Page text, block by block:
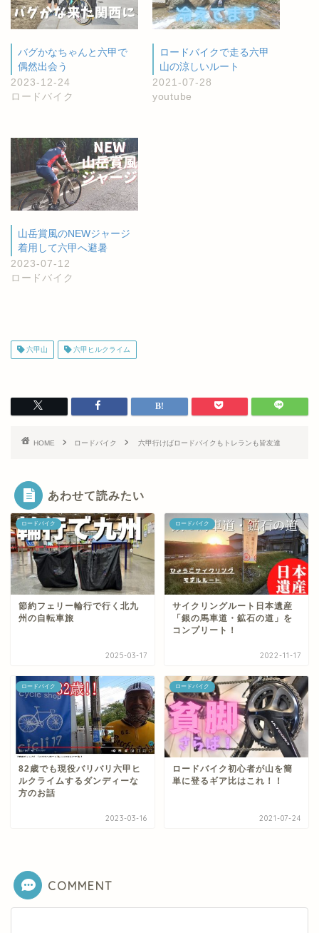
バグかなちゃんと六甲で
偶然出会う
2023-12-24
ロードバイク
ロードバイクで走る六甲
山の涼しいルート
2021-07-28
youtube
山岳賞風のNEWジャージ
着用して六甲へ避暑
2023-07-12
ロードバイク
六甲山 六甲ヒルクライム
HOME ロードバイク 六甲行けばロードバイクもトレランも皆友達
あわせて読みたい
ロードバイク
節約フェリー輪行で行く北九
州の自転車旅
2025-03-17
ロードバイク
サイクリングルート日本遺産
「銀の馬車道・鉱石の道」を
コンプリート！
2022-11-17
ロードバイク
82歳でも現役バリバリ六甲ヒ
ルクライムするダンディーな
方のお話
2023-03-16
ロードバイク
ロードバイク初心者が山を簡
単に登るギア比はこれ！！
2021-07-24
COMMENT